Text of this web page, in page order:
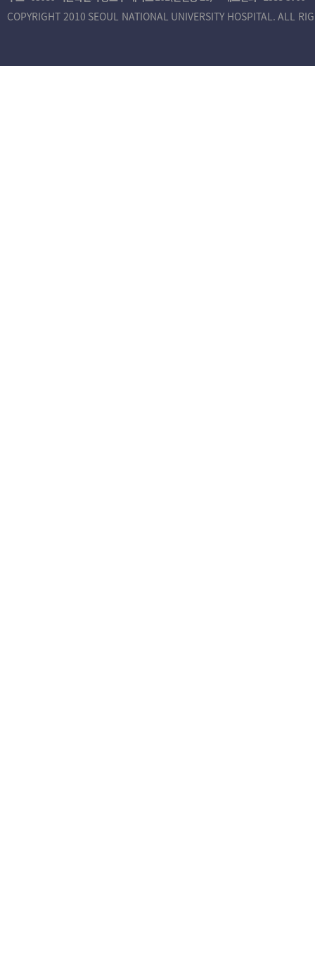
COPYRIGHT 2010 SEOUL NATIONAL UNIVERSITY HOSPITAL. ALL